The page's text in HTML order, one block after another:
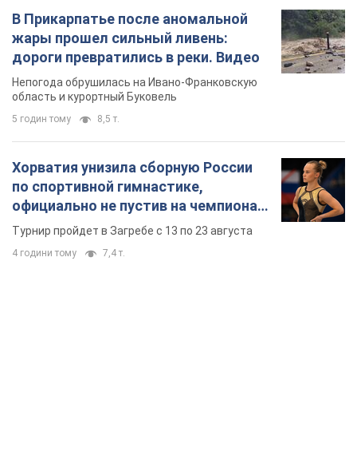
В Прикарпатье после аномальной
жары прошел сильный ливень:
дороги превратились в реки. Видео
Непогода обрушилась на Ивано-Франковскую
область и курортный Буковель
5 годин тому 8,5 т.
Хорватия унизила сборную России
по спортивной гимнастике,
официально не пустив на чемпионат
Европы основных спортсменов
Турнир пройдет в Загребе с 13 по 23 августа
4 години тому 7,4 т.